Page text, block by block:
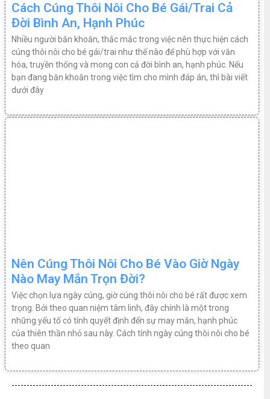
Cách Cúng Thôi Nôi Cho Bé Gái/Trai Cả
Đời Bình An, Hạnh Phúc
Nhiều người băn khoăn, thắc mắc trong việc nên thực hiện cách
cúng thôi nôi cho bé gái/trai như thế nào để phù hợp với văn
hóa, truyền thống và mong con cả đời bình an, hạnh phúc. Nếu
bạn đang băn khoăn trong việc tìm cho mình đáp án, thì bài viết
dưới đây
Nên Cúng Thôi Nôi Cho Bé Vào Giờ Ngày
Nào May Mắn Trọn Đời?
Việc chọn lựa ngày cúng, giờ cúng thôi nôi cho bé rất được xem
trọng. Bởi theo quan niệm tâm linh, đây chính là một trong
những yếu tố có tính quyết định đến sự may mắn, hạnh phúc
của thiên thần nhỏ sau này. Cách tính ngày cúng thôi nôi cho bé
theo quan